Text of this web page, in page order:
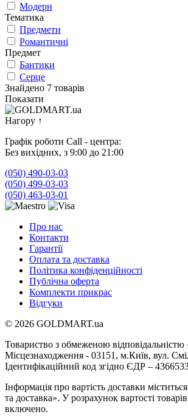
Модерн
Тематика
Предмети
Романтичні
Предмет
Бантики
Серце
Знайдено 7 товарів
Показати
Нагору ↑
Графік роботи Call - центра:
Без вихідних, з 9:00 до 21:00
(050) 490-03-03
(050) 499-03-03
(050) 463-03-01
Про нас
Контакти
Гарантії
Оплата та доставка
Політика конфіденційності
Публічна оферта
Комплекти прикрас
Відгуки
© 2026 GOLDMART.ua
Товариство з обмеженою
Місцезнаходження - 03151, м.Київ, вул.
Ідентифікаційний код згідно ЄДР –
Інформація про вартість доставки
та доставка». У розрахунок вартості
включено.